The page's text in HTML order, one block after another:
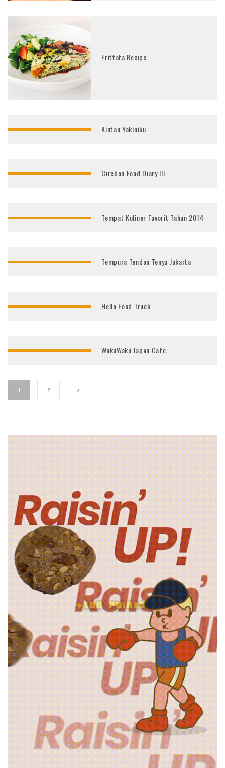
Frittata Recipe
Kintan Yakiniku
Cirebon Food Diary III
Tempat Kuliner Favorit Tahun 2014
Tempura Tendon Tenya Jakarta
Hello Food Truck
WakuWaku Japan Cafe
1 2